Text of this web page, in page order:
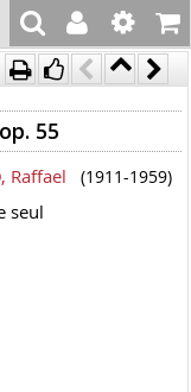
55
Raffael (1911-1959)
seul